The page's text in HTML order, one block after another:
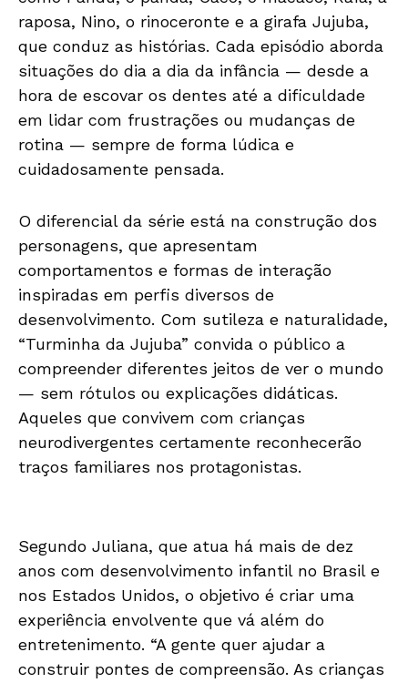
raposa, Nino, o rinoceronte e a girafa Jujuba,
que conduz as histórias. Cada episódio aborda
situações do dia a dia da infância — desde a
hora de escovar os dentes até a dificuldade
em lidar com frustrações ou mudanças de
rotina — sempre de forma lúdica e
cuidadosamente pensada.
O diferencial da série está na construção dos
personagens, que apresentam
comportamentos e formas de interação
inspiradas em perfis diversos de
desenvolvimento. Com sutileza e naturalidade,
“Turminha da Jujuba” convida o público a
compreender diferentes jeitos de ver o mundo
— sem rótulos ou explicações didáticas.
Aqueles que convivem com crianças
neurodivergentes certamente reconhecerão
traços familiares nos protagonistas.
Segundo Juliana, que atua há mais de dez
anos com desenvolvimento infantil no Brasil e
nos Estados Unidos, o objetivo é criar uma
experiência envolvente que vá além do
entretenimento. “A gente quer ajudar a
construir pontes de compreensão. As crianças